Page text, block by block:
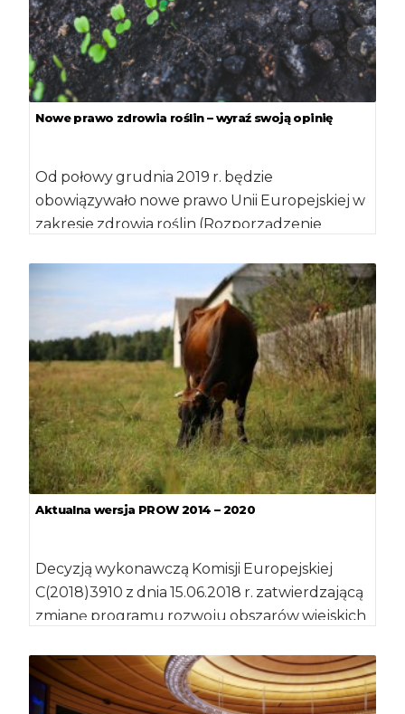
Nowe prawo zdrowia roślin – wyraź swoją opinię
Od połowy grudnia 2019 r. będzie
obowiązywało nowe prawo Unii Europejskiej w
zakresie zdrowia roślin (Rozporządzenie
Aktualna wersja PROW 2014 – 2020
Decyzją wykonawczą Komisji Europejskiej
C(2018)3910 z dnia 15.06.2018 r. zatwierdzającą
zmianę programu rozwoju obszarów wiejskich